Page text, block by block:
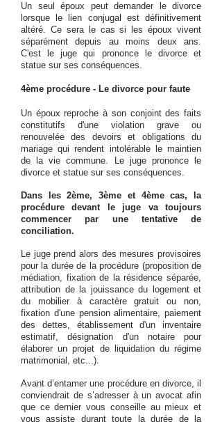
Un seul époux peut demander le divorce
lorsque le lien conjugal est définitivement
altéré. Ce sera le cas si les époux vivent
séparément depuis au moins deux ans.
C'est le juge qui prononce le divorce et
statue sur ses conséquences.
4ème procédure - Le divorce pour faute
Un époux reproche à son conjoint des faits
constitutifs d'une violation grave ou
renouvelée des devoirs et obligations du
mariage qui rendent intolérable le maintien
de la vie commune. Le juge prononce le
divorce et statue sur ses conséquences.
Dans les 2ème, 3ème et 4ème cas, la
procédure devant le juge va toujours
commencer par une tentative de
conciliation.
Le juge prend alors des mesures provisoires
pour la durée de la procédure (proposition de
médiation, fixation de la résidence séparée,
attribution de la jouissance du logement et
du mobilier à caractère gratuit ou non,
fixation d'une pension alimentaire, paiement
des dettes, établissement d'un inventaire
estimatif, désignation d'un notaire pour
élaborer un projet de liquidation du régime
matrimonial, etc...).
Avant d’entamer une procédure en divorce, il
conviendrait de s’adresser à un avocat afin
que ce dernier vous conseille au mieux et
vous assiste durant toute la durée de la